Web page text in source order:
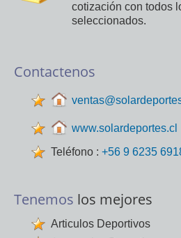
cotización con todos
seleccionados.
Contactenos
www.solardeportes.cl
Teléfono : +56 9 6235
Tenemos los mejores
Articulos Deportivos